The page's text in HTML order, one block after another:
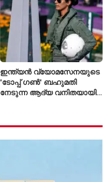
ഇന്ത്യൻ വ്യോമസേനയുടെ
'ടോപ്പ് ഗൺ' ബഹുമതി
നേടുന്ന ആദ്യ വനിതയായി